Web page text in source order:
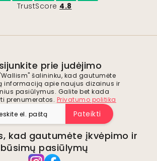
TrustScore 4.8
prie judėjimo
šalininku, kad gautumėte
informaciją apie naujus dizainus ir
pasiūlymus. Galite bet kada
prenumeratos. Privatumo politika
Pateikti
kad gautumėte įkvėpimo ir
būsimų pasiūlymų